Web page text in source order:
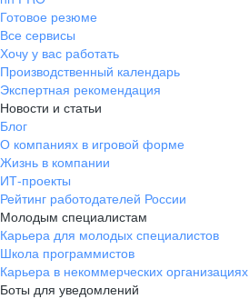
Готовое резюме
Все сервисы
Хочу у вас работать
Производственный календарь
Экспертная рекомендация
Новости и статьи
Блог
О компаниях в игровой форме
Жизнь в компании
ИТ-проекты
Рейтинг работодателей России
Молодым специалистам
Карьера для молодых специалистов
Школа программистов
Карьера в некоммерческих организациях
Боты для уведомлений